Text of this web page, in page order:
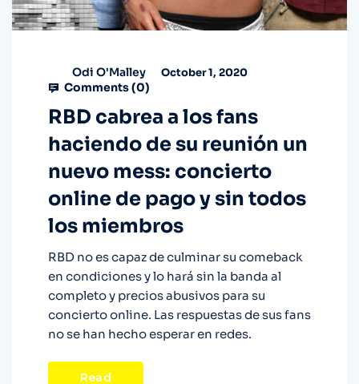
Odi O'Malley October 1, 2020
Comments (0)
RBD cabrea a los fans
haciendo de su reunión un
nuevo mess: concierto
online de pago y sin todos
los miembros
RBD no es capaz de culminar su comeback
en condiciones y lo hará sin la banda al
completo y precios abusivos para su
concierto online. Las respuestas de sus fans
no se han hecho esperar en redes.
Read